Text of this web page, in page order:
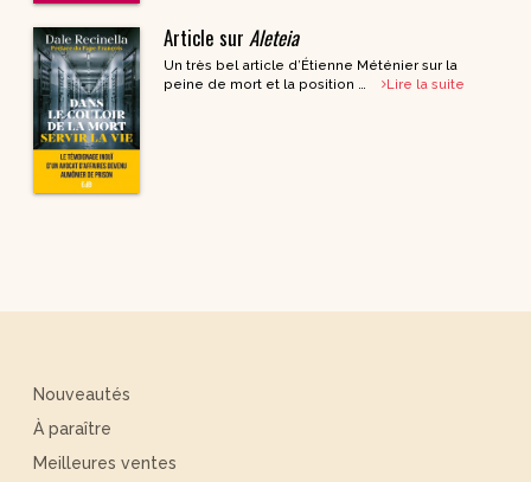
Article sur Aleteia
Un très bel article d’Étienne Méténier sur la
peine de mort et la position …
Lire la suite
Nouveautés
À paraître
Meilleures ventes